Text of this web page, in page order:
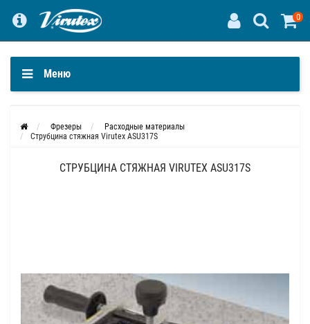
0
Меню
Фрезеры
Расходные материалы
Струбцина стяжная Virutex ASU317S
СТРУБЦИНА СТЯЖНАЯ VIRUTEX ASU317S